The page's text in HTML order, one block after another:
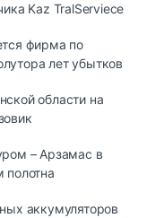
Kaz TralServiece
фирма по
лет убытков
области на
– Арзамас в
полотна
аккумуляторов